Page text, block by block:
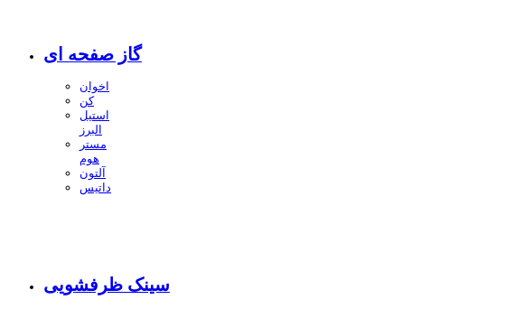
گاز صفحه ای
اخوان
کن
استیل
البرز
مستر
هوم
آلتون
داتیس
سینک ظرفشویی